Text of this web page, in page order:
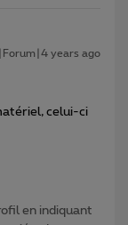
years ago
celui-ci
en indiquant